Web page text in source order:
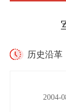
历史沿革
2004-